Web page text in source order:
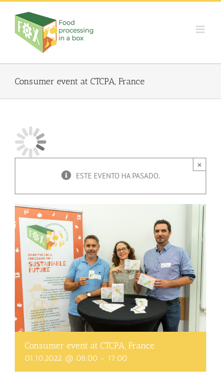
Skip
content
Consumer event at CTCPA, France
ESTE EVENTO HA PASADO.
×
Consumer event at CTCPA, France
01.10.2022. @ 08:00 - 17:00